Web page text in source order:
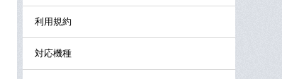
利用規約
対応機種